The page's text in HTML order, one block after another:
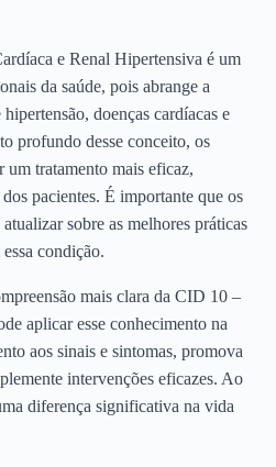
e Renal Hipertensiva é um
da saúde, pois abrange a
doenças cardíacas e
profundo desse conceito, os
um tratamento mais eficaz,
pacientes. É importante que os
sobre as melhores práticas
condição.
mais clara da CID 10 –
aplicar esse conhecimento na
aos sinais e sintomas, promova
intervenções eficazes. Ao
diferença significativa na vida